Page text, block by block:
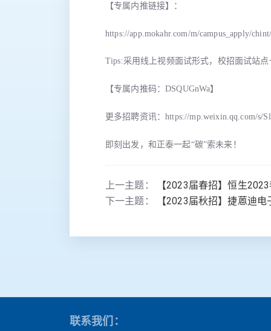
【专属内推链接】：
https://app.mokahr.com/m/campus_apply/
Tips:采用线上视频面试形式，校招面试站
【专属内推码：DSQUGnWa】
更多招聘资讯：https://mp.weixin.qq.com/s/
即刻出发，和正泰一起“碳”索未来！
上一主题：
【2023届春招】恒生
下一主题：
【2023届秋招】捷蒽迪
联系我们：